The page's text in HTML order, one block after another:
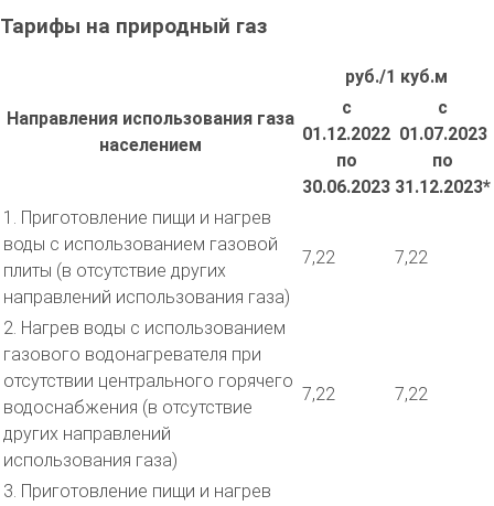
Тарифы на природный газ
Направления использования газа
населением
руб./1 куб.м
с
01.12.2022
по
30.06.2023
с
01.07.2023
по
31.12.2023*
1. Приготовление пищи и нагрев
воды с использованием газовой
плиты (в отсутствие других
направлений использования газа)
7,22 7,22
2. Нагрев воды с использованием
газового водонагревателя при
отсутствии центрального горячего
водоснабжения (в отсутствие
других направлений
использования газа)
7,22 7,22
3. Приготовление пищи и нагрев